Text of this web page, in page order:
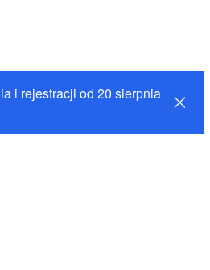
i rejestracji od 20 sierpnia